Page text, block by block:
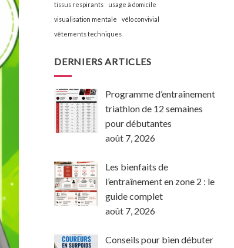
tissus respirants
usage à domicile
visualisation mentale
vélo convivial
vêtements techniques
DERNIERS ARTICLES
Programme d’entraînement
triathlon de 12 semaines
pour débutantes
août 7, 2026
Les bienfaits de
l’entraînement en zone 2 : le
guide complet
août 7, 2026
Conseils pour bien débuter